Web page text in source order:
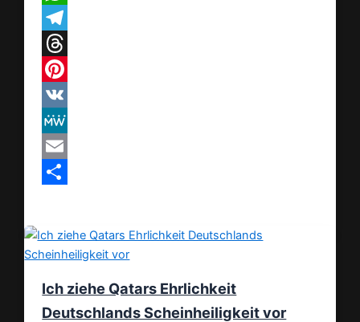
WhatsApp
Telegram
Threads
Pinterest
VK
MeWe
Email
Ich ziehe Qatars Ehrlichkeit
Deutschlands Scheinheiligkeit vor